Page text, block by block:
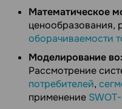
Математическое
ценообразования,
оборачиваемости
Моделирование
Рассмотрение
потребителей,
применение